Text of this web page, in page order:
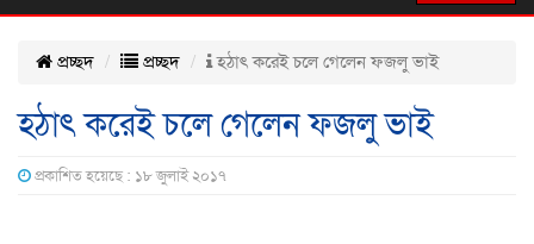
প্রচ্ছদ প্রচ্ছদ হঠাৎ করেই চলে গেলেন ফজলু ভাই
হঠাৎ করেই চলে গেলেন ফজলু ভাই
প্রকাশিত হয়েছে : ১৮ জুলাই ২০১৭